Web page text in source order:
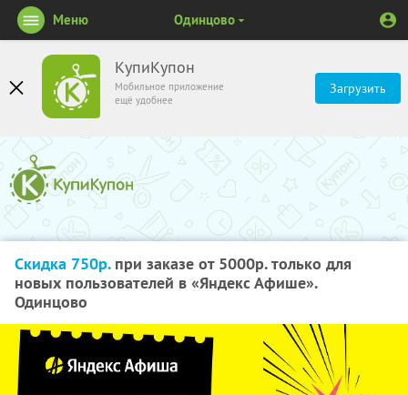
КупиКупон
Мобильное приложение
ещё удобнее
Загрузить
Меню Одинцово
Скидка 750р.при заказе от 5000р. только для
новых пользователей в «Яндекс Афише».
Одинцово